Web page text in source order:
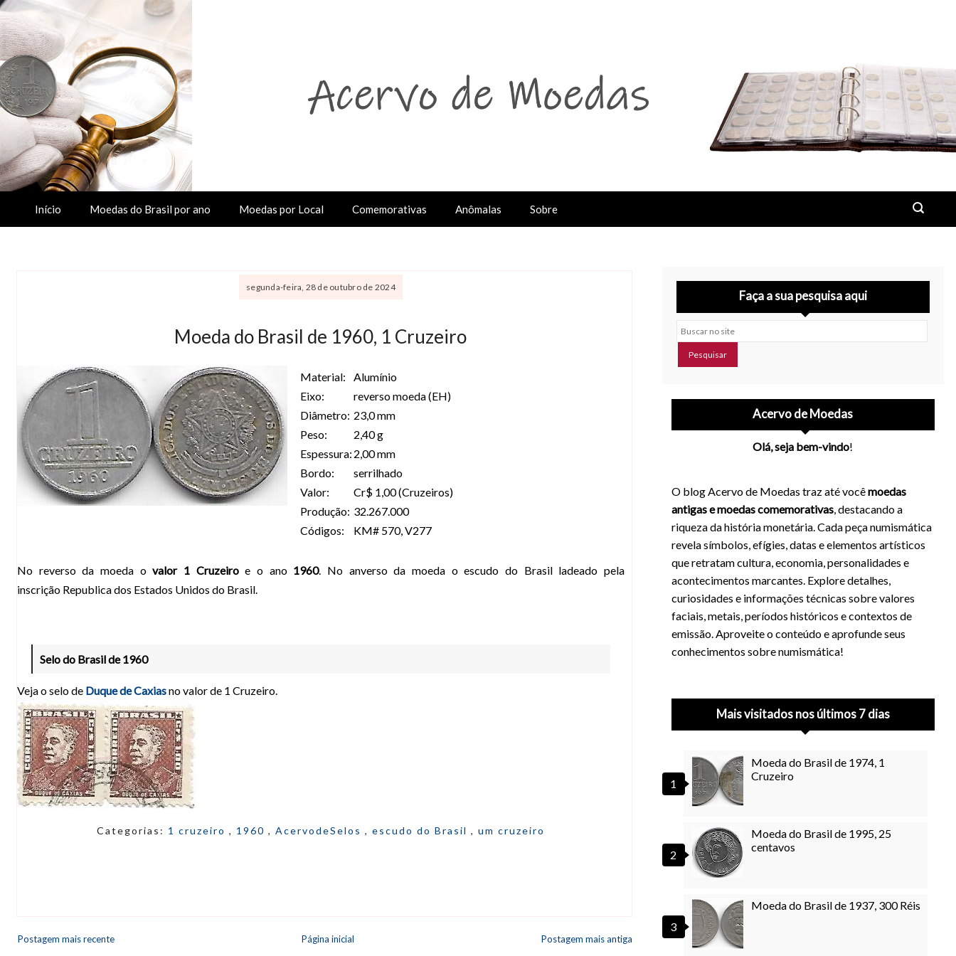
Início Moedas do Brasil por ano Moedas por Local Comemorativas Anômalas Sobre
segunda-feira, 28 de outubro de 2024
Moeda do Brasil de 1960, 1 Cruzeiro
Material:
Eixo:
Diâmetro:
Peso:
Espessura:
Bordo:
Valor:
Produção:
Códigos:
Alumínio
reverso moeda (EH)
23,0 mm
2,40 g
2,00 mm
serrilhado
Cr$ 1,00 (Cruzeiros)
32.267.000
KM# 570, V277
No reverso da moeda ovalor 1 Cruzeiroe o ano 1960. No anverso da moeda o escudo do Brasil ladeado pela
inscrição Republica dos Estados Unidos do Brasil.
Selo do Brasil de 1960
Veja o selo de Duque de Caxiasno valor de 1 Cruzeiro.
Categorias: 1 cruzeiro , 1960 , AcervodeSelos , escudo do Brasil , um cruzeiro
Postagem mais recente Postagem mais antiga
Página inicial
Faça a sua pesquisa aqui
Buscar no site
Acervo de Moedas
Olá, seja bem-vindo!
O blog Acervo de Moedas traz até vocêmoedas
antigas e moedas comemorativas, destacando a
riqueza da história monetária. Cada peça numismática
revela símbolos, efígies, datas e elementos artísticos
que retratam cultura, economia, personalidades e
acontecimentos marcantes. Explore detalhes,
curiosidades e informações técnicas sobre valores
faciais, metais, períodos históricos e contextos de
emissão. Aproveite o conteúdo e aprofunde seus
conhecimentos sobre numismática!
Mais visitados nos últimos 7 dias
Moeda do Brasil de 1974, 1
Cruzeiro
Moeda do Brasil de 1995, 25
centavos
Moeda do Brasil de 1937, 300 Réis